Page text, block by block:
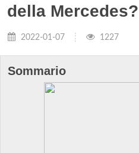
della Mercedes?
2022-01-07 1227
Sommario